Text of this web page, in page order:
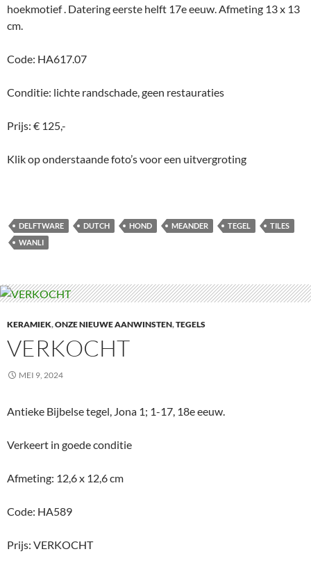
hoekmotief . Datering eerste helft 17e eeuw. Afmeting 13 x 13
cm.
Code: HA617.07
Conditie: lichte randschade, geen restauraties
Prijs: € 125,-
Klik op onderstaande foto’s voor een uitvergroting
DELFTWARE DUTCH HOND MEANDER TEGEL
TILES
WANLI
KERAMIEK,ONZE NIEUWE AANWINSTEN,TEGELS
VERKOCHT
MEI 9, 2024
Antieke Bijbelse tegel, Jona 1; 1-17, 18e eeuw.
Verkeert in goede conditie
Afmeting: 12,6 x 12,6 cm
Code: HA589
Prijs: VERKOCHT